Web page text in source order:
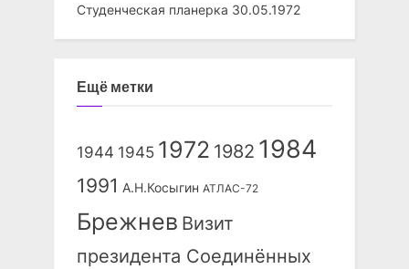
Студенческая планерка 30.05.1972
Ещё метки
1944 1945 1972 1982 1984
1991 А.Н.Косыгин АТЛАС-72
Брежнев Визит
президента Соединённых